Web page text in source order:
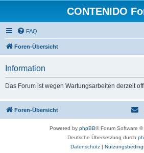
CONTENIDO
FAQ
Foren-Übersicht
Information
Das Forum ist wegen Wartungsarbeiten derzeit
Foren-Übersicht
Powered by phpBB® Forum Software ©
Deutsche Übersetzung durch
Datenschutz|